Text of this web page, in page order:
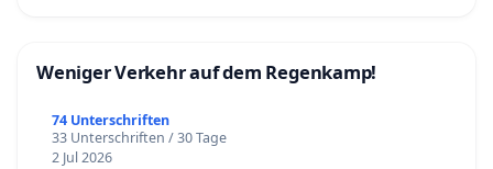
Weniger Verkehr auf dem Regenkamp!
74 Unterschriften
33 Unterschriften / 30 Tage
2 Jul 2026